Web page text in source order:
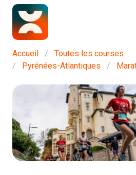
Accueil
Toutes les courses
Pyrénées-Atlantiques